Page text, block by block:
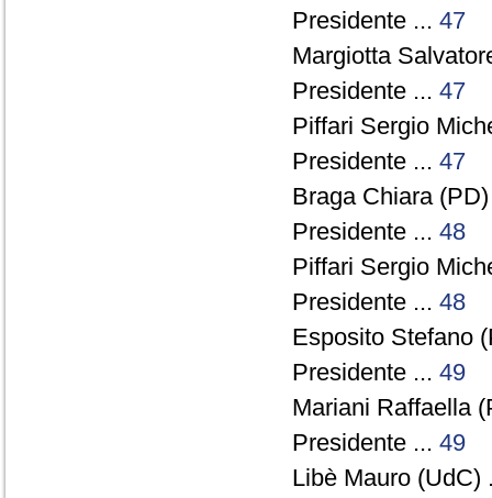
Presidente ... 47
Margiotta
Presidente ... 47
Piffari Sergio
Presidente ... 47
Braga Chiara
Presidente ... 48
Piffari Sergio
Presidente ... 48
Esposito Stefano
Presidente ... 49
Mariani Raffaella
Presidente ... 49
Libè Mauro (UdC)